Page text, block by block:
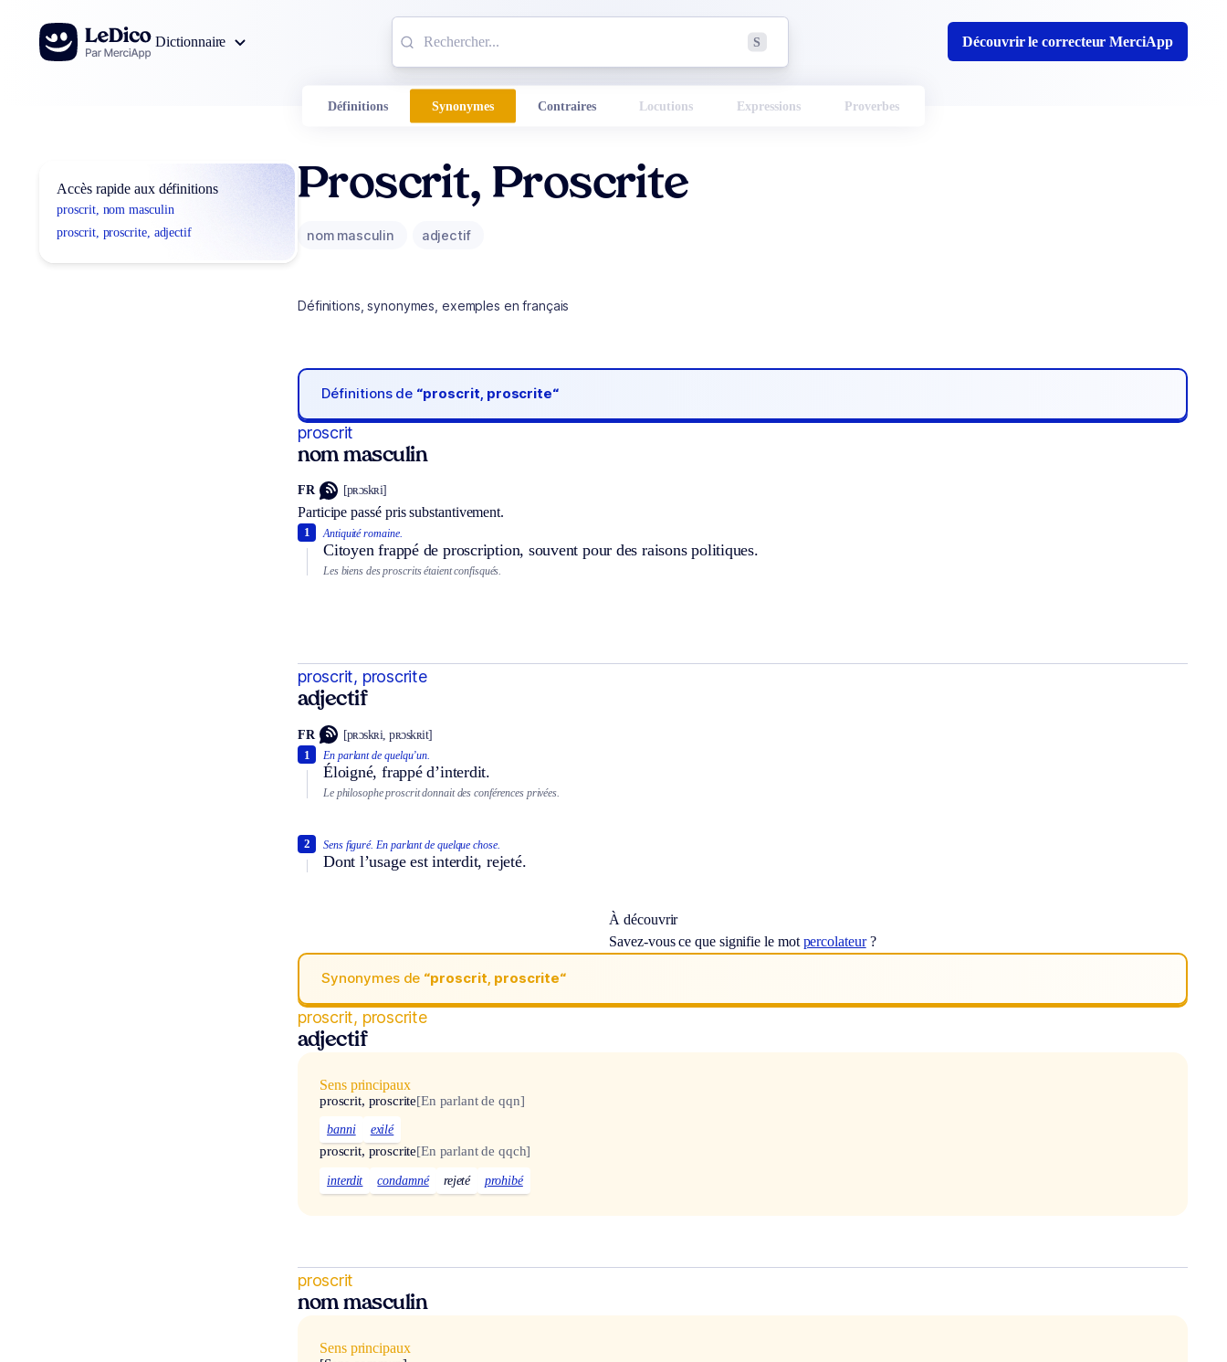
Aller au contenu
Dictionnaire
S Découvrir le correcteur MerciApp
Définitions Synonymes Contraires Locutions Expressions Proverbes
Accès rapide aux définitions
proscrit, nom masculin
proscrit, proscrite, adjectif
Proscrit, Proscrite
nom masculin adjectif
Définitions, synonymes, exemples en français
Définitions de “proscrit, proscrite“
proscrit
nom masculin
FR [pʀɔskʀi]
Participe passé pris substantivement.
Antiquité romaine.
Citoyen frappé de proscription, souvent pour des raisons politiques.
1
Les biens des proscrits étaient confisqués.
proscrit, proscrite
adjectif
FR [pʀɔskʀi, pʀɔskʀit]
En parlant de quelqu’un.
Éloigné, frappé d’interdit.
1
Le philosophe proscrit donnait des conférences privées.
Sens figuré. En parlant de quelque chose.
Dont l’usage est interdit, rejeté.
2
À découvrir
Savez-vous ce que signifie le mot percolateur?
Synonymes de “proscrit, proscrite“
proscrit, proscrite
adjectif
Sens principaux
proscrit, proscrite[En parlant de qqn]
banni exilé
proscrit, proscrite[En parlant de qqch]
interdit condamné rejeté prohibé
proscrit
nom masculin
Sens principaux